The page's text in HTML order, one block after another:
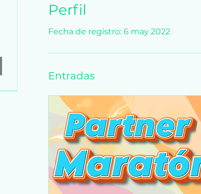
Perfil
Fecha de registro: 6 may 2022
Entradas